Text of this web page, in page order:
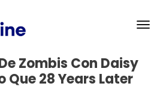
Zombis Con Daisy
Que 28 Years Later